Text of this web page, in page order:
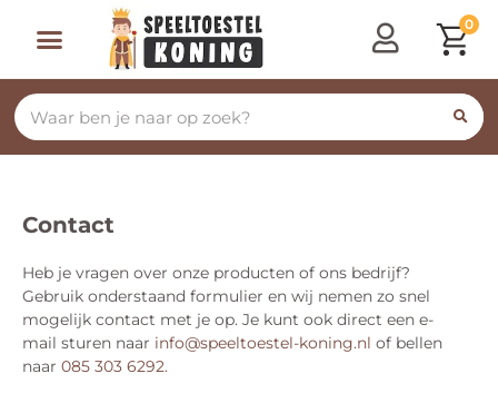
0
Contact
Heb je vragen over onze producten of ons bedrijf?
Gebruik onderstaand formulier en wij nemen zo snel
mogelijk contact met je op. Je kunt ook direct een e-
mail sturen naar info@speeltoestel-koning.nl of bellen
naar 085 303 6292.